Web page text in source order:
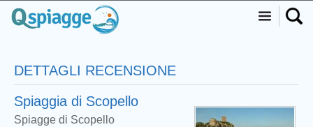
DETTAGLI RECENSIONE
Spiaggia di Scopello
Spiagge di Scopello